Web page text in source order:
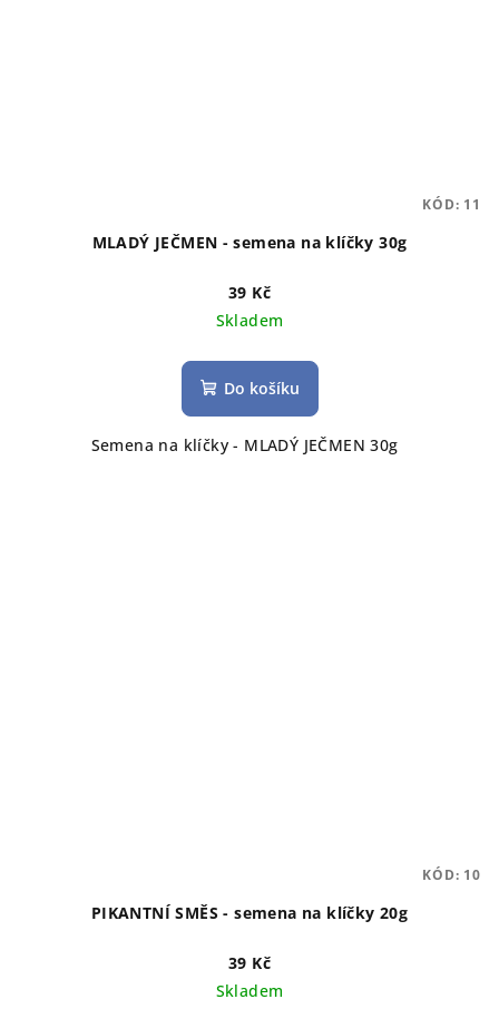
MLADÝ JEČMEN - semena na klíčky 30g
39 Kč
Skladem
Do košíku
Semena na klíčky - MLADÝ JEČMEN 30g
KÓD: 11
PIKANTNÍ SMĚS - semena na klíčky 20g
39 Kč
Skladem
KÓD: 10